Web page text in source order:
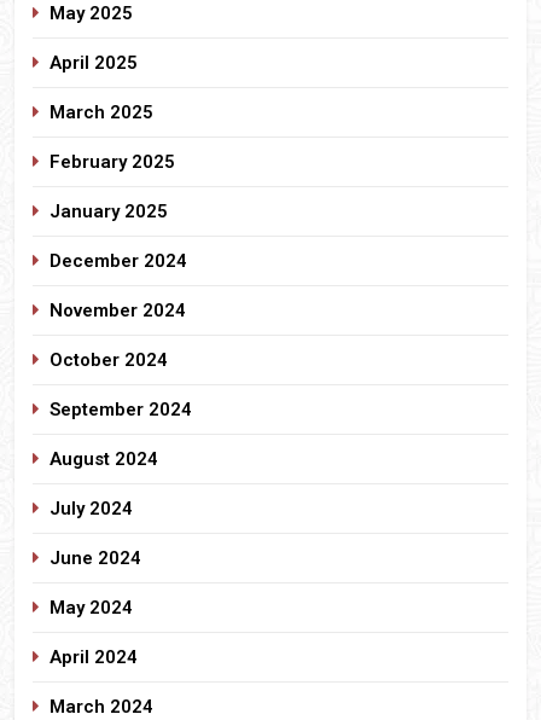
May 2025
April 2025
March 2025
February 2025
January 2025
December 2024
November 2024
October 2024
September 2024
August 2024
July 2024
June 2024
May 2024
April 2024
March 2024